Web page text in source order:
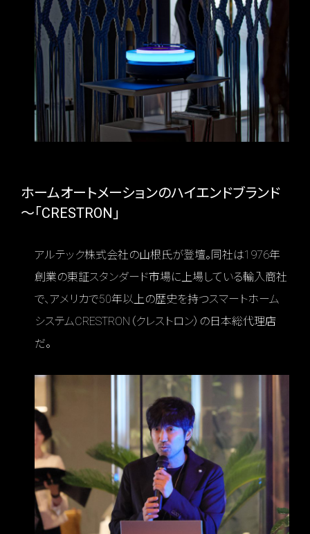
ホームオートメーションのハイエンドブランド
～「CRESTRON」
アルテック株式会社の山根氏が登壇。同社は1976年
創業の東証スタンダード市場に上場している輸入商社
で、アメリカで50年以上の歴史を持つスマートホーム
システムCRESTRON（クレストロン）の日本総代理店
だ。